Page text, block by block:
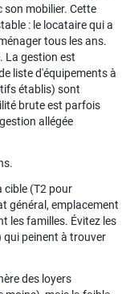
son mobilier. Cette
: le locataire qui a
tous les ans.
La gestion est
liste d'équipements à
établis) sont
brute est parfois
allégée
cible (T2 pour
général, emplacement
les familles. Évitez les
qui peinent à trouver
des loyers